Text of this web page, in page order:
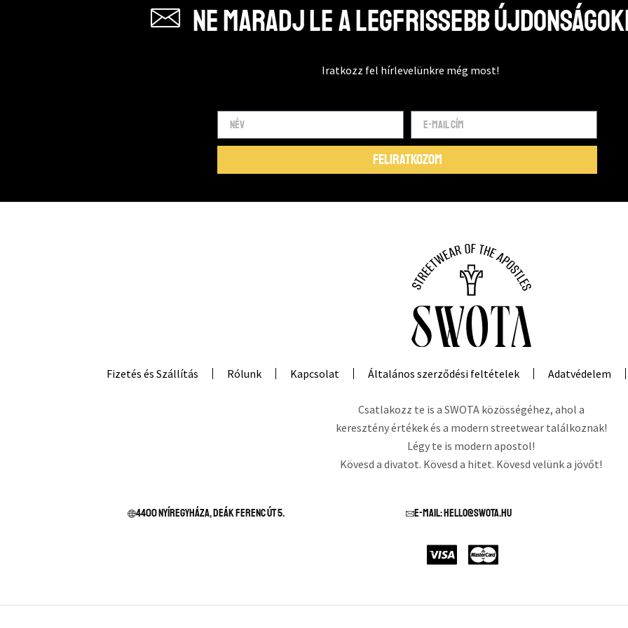
Ne maradj le a legfrissebb
Iratkozz fel hírlevelünkre még most!
FELIRATKOZOM
Fizetés és Szállítás Rólunk Kapcsolat Általános szerződési feltételek Adatvédelem
Csatlakozz te is a SWOTA közösségéhez, ahol a
keresztény értékek és a modern streetwear találkoznak!
Légy te is modern apostol!
Kövesd a divatot. Kövesd a hitet. Kövesd velünk a jövőt!
4400 Nyíregyháza, Deák Ferenc út 5. E-mail: hello@swota.hu